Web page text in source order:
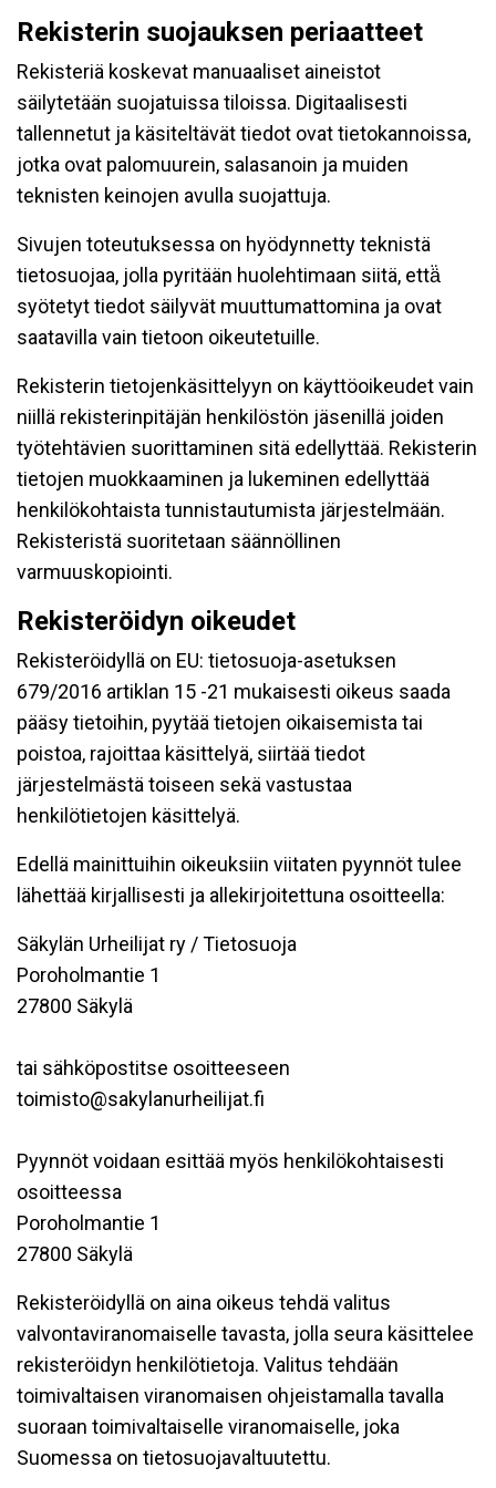
Rekisterin suojauksen periaatteet
Rekisteriä koskevat manuaaliset aineistot
säilytetään suojatuissa tiloissa. Digitaalisesti
tallennetut ja käsiteltävät tiedot ovat tietokannoissa,
jotka ovat palomuurein, salasanoin ja muiden
teknisten keinojen avulla suojattuja.
Sivujen toteutuksessa on hyödynnetty teknistä
tietosuojaa, jolla pyritään huolehtimaan siitä, että̈
syötetyt tiedot säilyvät muuttumattomina ja ovat
saatavilla vain tietoon oikeutetuille.
Rekisterin tietojenkäsittelyyn on käyttöoikeudet vain
niillä rekisterinpitäjän henkilöstön jäsenillä joiden
työtehtävien suorittaminen sitä edellyttää. Rekisterin
tietojen muokkaaminen ja lukeminen edellyttää
henkilökohtaista tunnistautumista järjestelmään.
Rekisteristä suoritetaan säännöllinen
varmuuskopiointi.
Rekisteröidyn oikeudet
Rekisteröidyllä on EU: tietosuoja-asetuksen
679/2016 artiklan 15 -21 mukaisesti oikeus saada
pääsy tietoihin, pyytää tietojen oikaisemista tai
poistoa, rajoittaa käsittelyä, siirtää tiedot
järjestelmästä toiseen sekä vastustaa
henkilötietojen käsittelyä.
Edellä mainittuihin oikeuksiin viitaten pyynnöt tulee
lähettää kirjallisesti ja allekirjoitettuna osoitteella:
Säkylän Urheilijat ry / Tietosuoja
Poroholmantie 1
27800 Säkylä
tai sähköpostitse osoitteeseen
toimisto@sakylanurheilijat.fi
Pyynnöt voidaan esittää myös henkilökohtaisesti
osoitteessa
Poroholmantie 1
27800 Säkylä
Rekisteröidyllä on aina oikeus tehdä valitus
valvontaviranomaiselle tavasta, jolla seura käsittelee
rekisteröidyn henkilötietoja. Valitus tehdään
toimivaltaisen viranomaisen ohjeistamalla tavalla
suoraan toimivaltaiselle viranomaiselle, joka
Suomessa on tietosuojavaltuutettu.